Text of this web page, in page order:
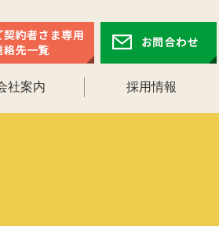
社案内 採用情報